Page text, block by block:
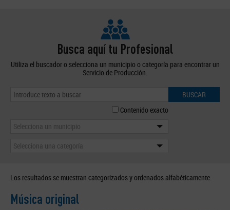
Busca aquí tu Profesional
Utiliza el buscador o selecciona un municipio o categoría para encontrar un
Servicio de Producción.
BUSCAR
Contenido exacto
Selecciona un municipio
Selecciona una categoría
Los resultados se muestran categorizados y ordenados alfabéticamente.
Música original